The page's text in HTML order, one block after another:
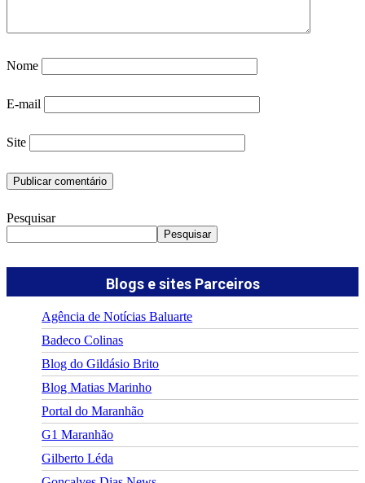
Nome
E-mail
Site
Pesquisar
Pesquisar
Blogs e sites Parceiros
Agência de Notícias Baluarte
Badeco Colinas
Blog do Gildásio Brito
Blog Matias Marinho
Portal do Maranhão
G1 Maranhão
Gilberto Léda